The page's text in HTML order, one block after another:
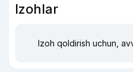
Izohlar
Izoh qoldirish uchun,